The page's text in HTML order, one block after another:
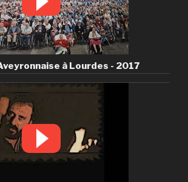
à Lourdes - 2017